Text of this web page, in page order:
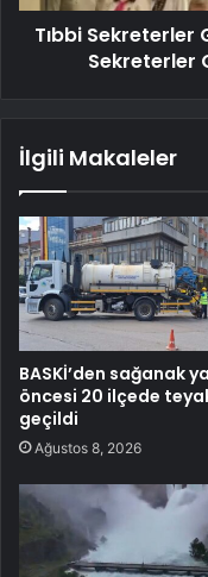
Tıbbi Sekreterler
Sekreterler
İlgili Makaleler
BASKİ’den sağanak
öncesi 20 ilçede
geçildi
Ağustos 8, 2026